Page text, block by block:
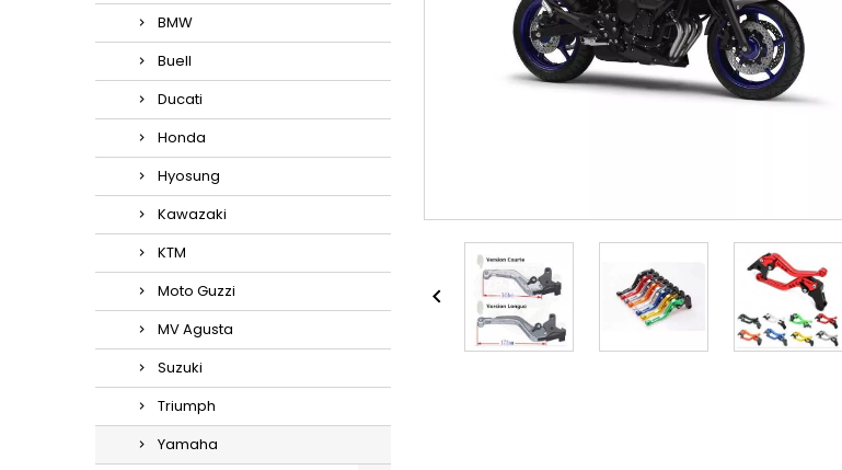
BMW
Buell
Ducati
Honda
Hyosung
Kawazaki
KTM
Moto Guzzi
MV Agusta
Suzuki
Triumph
Yamaha
